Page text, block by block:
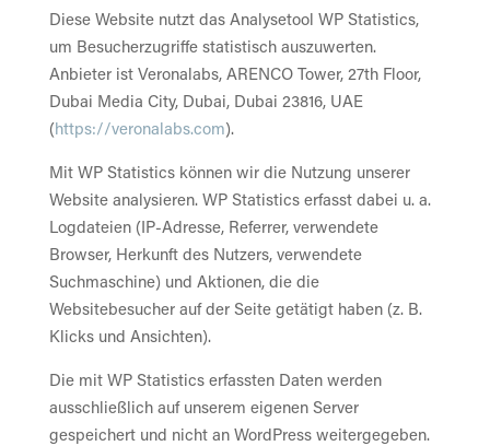
Diese Website nutzt das Analysetool WP Statistics,
um Besucherzugriffe statistisch auszuwerten.
Anbieter ist Veronalabs, ARENCO Tower, 27th Floor,
Dubai Media City, Dubai, Dubai 23816, UAE
(https://veronalabs.com).
Mit WP Statistics können wir die Nutzung unserer
Website analysieren. WP Statistics erfasst dabei u. a.
Logdateien (IP-Adresse, Referrer, verwendete
Browser, Herkunft des Nutzers, verwendete
Suchmaschine) und Aktionen, die die
Websitebesucher auf der Seite getätigt haben (z. B.
Klicks und Ansichten).
Die mit WP Statistics erfassten Daten werden
ausschließlich auf unserem eigenen Server
gespeichert und nicht an WordPress weitergegeben.